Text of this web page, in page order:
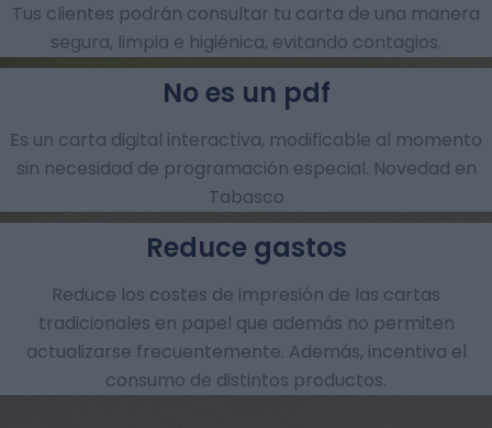
Tus clientes podrán consultar tu carta de una manera
segura, limpia e higiénica, evitando contagios.
Es un carta digital interactiva, modificable al momento
sin necesidad de programación especial. Novedad en
Tabasco
No es un pdf
Reduce los costes de impresión de las cartas
tradicionales en papel que además no permiten
actualizarse frecuentemente. Además, incentiva el
consumo de distintos productos.
Reduce gastos